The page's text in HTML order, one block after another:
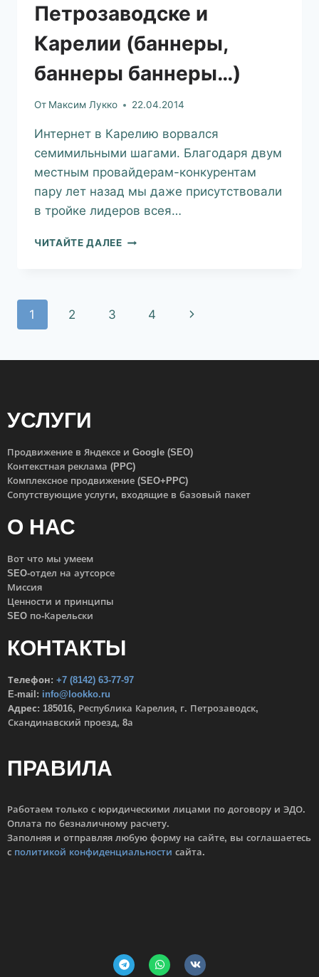
Петрозаводске и
Карелии (баннеры,
баннеры баннеры…)
От Максим Лукко 22.04.2014
Интернет в Карелию ворвался
семимильными шагами. Благодаря двум
местным провайдерам-конкурентам
пару лет назад мы даже присутствовали
в тройке лидеров всея…
ЧИТАЙТЕ ДАЛЕЕ
1 2 3 4
УСЛУГИ
Продвижение в Яндексе и Google (SEO)
Контекстная реклама (PPC)
Комплексное продвижение (SEO+PPC)
Сопутствующие услуги, входящие в базовый пакет
О НАС
Вот что мы умеем
SEO-отдел на аутсорсе
Миссия
Ценности и принципы
SEO по-Карельски
КОНТАКТЫ
Телефон: +7 (8142) 63-77-97
E-mail: info@lookko.ru
Адрес: 185016, Республика Карелия, г. Петрозаводск,
Скандинавский проезд, 8а
ПРАВИЛА
Работаем только с юридическими лицами по договору и ЭДО.
Оплата по безналичному расчету.
Заполняя и отправляя любую форму на сайте, вы соглашаетесь
с политикой конфиденциальности сайта.